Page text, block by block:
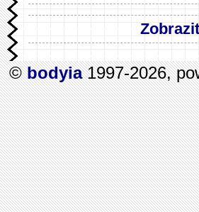
©bodyia1997-2026,